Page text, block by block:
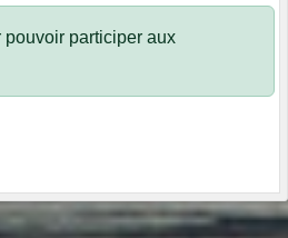
pouvoir participer aux